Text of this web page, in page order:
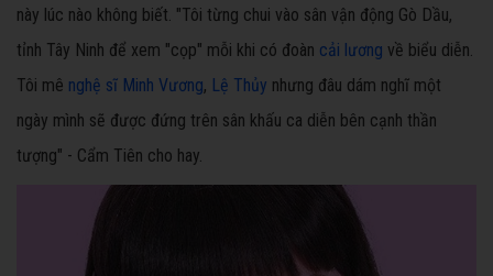
này lúc nào không biết. "Tôi từng chui vào sân vận động Gò Dầu,
tỉnh Tây Ninh để xem "cọp" mỗi khi có đoàn cải lương về biểu diễn.
Tôi mê nghệ sĩ Minh Vương, Lệ Thủy nhưng đâu dám nghĩ một
ngày mình sẽ được đứng trên sân khấu ca diễn bên cạnh thần
tượng" - Cẩm Tiên cho hay.